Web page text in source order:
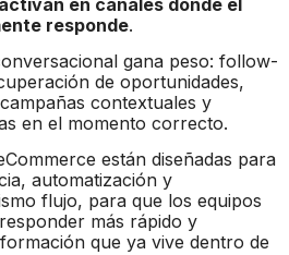
responde.
gana peso: follow-
de oportunidades,
contextuales y
en el momento correcto.
están diseñadas para
automatización y
flujo, para que los equipos
más rápido y
que ya vive dentro de